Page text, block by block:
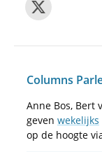
Columns
Anne Bos, Bert
geven wekelijks
op de hoogte